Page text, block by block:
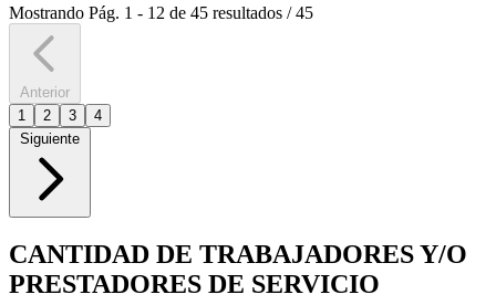
Mostrando Pág. 1 - 12 de 45 resultados /45
Anterior
1
2 3
4
Siguiente
CANTIDAD DE TRABAJADORES Y/O
PRESTADORES DE SERVICIO